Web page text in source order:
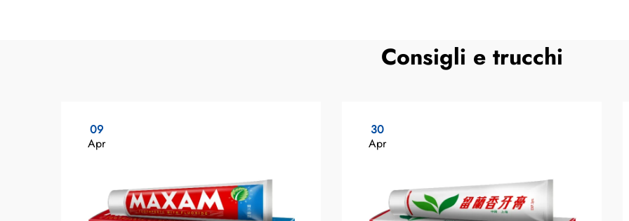
Consigli e trucchi
09
Apr
30
Apr